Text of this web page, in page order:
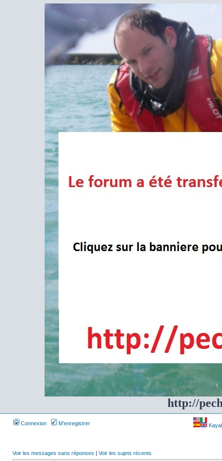
http://
Connexion M’enregistrer
Voir les messages sans réponses | Voir les sujets récents